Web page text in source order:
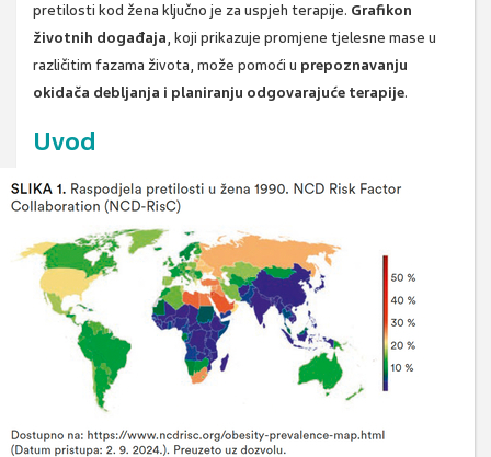
pretilosti kod žena ključno je za uspjeh terapije. Grafikon
životnih događaja, koji prikazuje promjene tjelesne mase u
različitim fazama života, može pomoći u prepoznavanju
okidača debljanja i planiranju odgovarajuće terapije.
Uvod